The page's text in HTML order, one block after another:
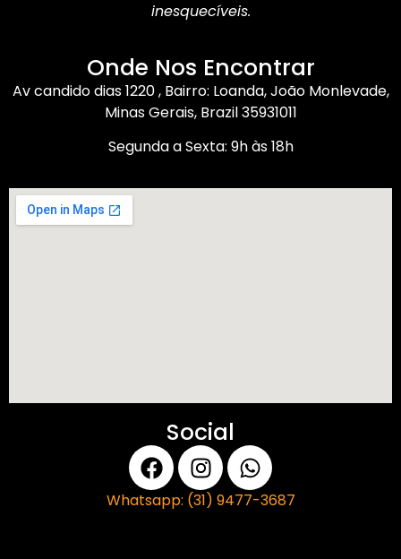
inesquecíveis.
Onde Nos Encontrar
Av candido dias 1220 , Bairro: Loanda, João Monlevade,
Minas Gerais, Brazil 35931011
Segunda a Sexta: 9h às 18h
Social
Whatsapp: (31) 9477-3687